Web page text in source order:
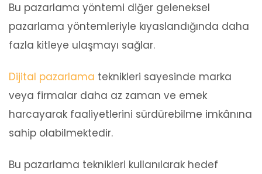
Bu pazarlama yöntemi diğer geleneksel
pazarlama yöntemleriyle kıyaslandığında daha
fazla kitleye ulaşmayı sağlar.
Dijital pazarlama teknikleri sayesinde marka
veya firmalar daha az zaman ve emek
harcayarak faaliyetlerini sürdürebilme imkânına
sahip olabilmektedir.
Bu pazarlama teknikleri kullanılarak hedef